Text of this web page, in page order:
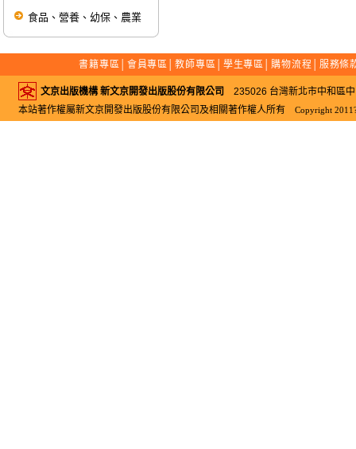
食品、營養、幼保、農業
書籍專區 會員專區 │教師專區 學生專區 購物流程 服務條
文京出版機構 新文京開發出版股份有限公司
235026 台灣新北市中和區
本站著作權屬新文京開發出版股份有限公司及相關著作權人所有
Copyright